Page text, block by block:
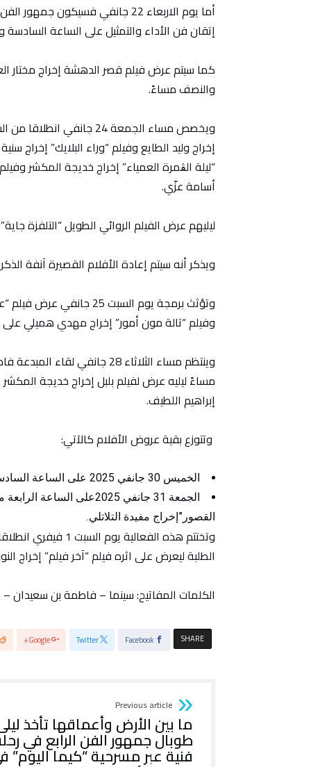
أما يوم الاربعاء 22 جانفي
إتقان فن الأداء والتمثيل على الساعة
والنصف مساءً.
ويخصص مساء الجمعة 24
إخراج وليد الطايع وفيلم “وراء البلايك”
“ليلة الڨمرة العمياء” إخراج خديجة المكشر
أسامة عزّي.
ليليهم عرض الفيلم الروائي الطويل “التلفزة
ويذكر أنه سيتم إعادة الأفلام القصيرة آنفة الذكر يوم
وتؤثث برمجة يوم السبت
وفيلم “تالة مون أمور” إخراج مهدي هميلي
وينتظم مساء الثلاثاء 28
مساءً ليليه عرض لفيلم بلبل إخراج خديجة
إبراهيم اللطيف.
وتتوزع بقية عروض الأفلام كالآتي:
الخميس 30 جانفي 2025 على الساعة السادسة والنصف مساءً فيلم “خميس عشيّة “إخراج محمد دمق.
الجمعة 31 جانفي 2025على
القصور”إخراج مفيدة التلاتلي.
وتختتم هذه
الطلبة ليعرض على اثره فيلم “آخر فيلم” إخراج
الكلمات المفاتيح: سينما – فاطمة بن سعيدان –
SHARE
Facebook
Twitter
Google+
Previous article
ما بين الأرض وأعماقها تأخذ
طوبال جمهور الفن الرابع في
فنية عبر مسرحية “كيما اليوم”